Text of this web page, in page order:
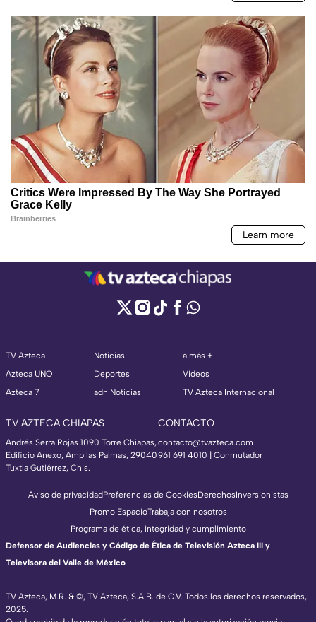
TV Azteca
Azteca UNO
Azteca 7
Noticias
Deportes
adn Noticias
a más +
Videos
TV Azteca Internacional
TV AZTECA CHIAPAS
Andrés Serra Rojas 1090 Torre Chiapas,
Edificio Anexo, Amp las Palmas, 29040
Tuxtla Gutiérrez, Chis.
CONTACTO
contacto@tvazteca.com
961 691 4010 | Conmutador
TV Azteca, M.R. & ©, TV Azteca, S.A.B. de C.V. Todos los derechos reservados,
2025.
Aviso de privacidadPreferencias de CookiesDerechosInversionistas
Promo EspacioTrabaja con nosotros
Programa de ética, integridad y cumplimiento
Defensor de Audiencias y Código de Ética de Televisión Azteca III y
Televisora del Valle de México